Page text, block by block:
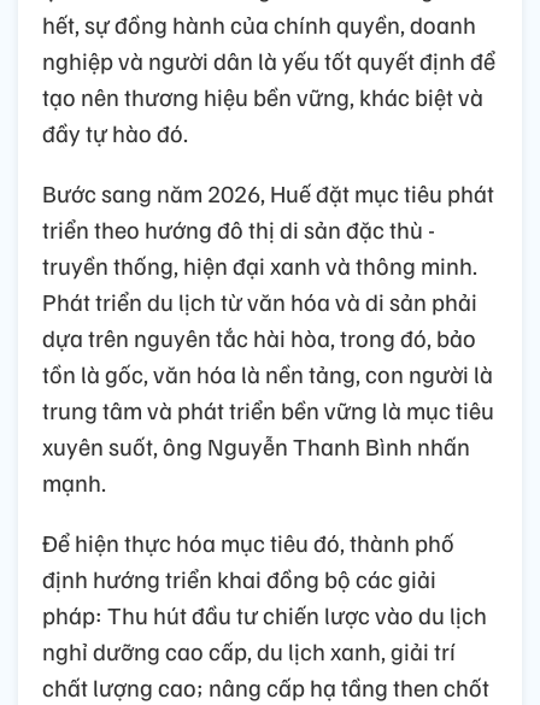
hết, sự đồng hành của chính quyền, doanh
nghiệp và người dân là yếu tốt quyết định để
tạo nên thương hiệu bền vững, khác biệt và
đầy tự hào đó.
Bước sang năm 2026, Huế đặt mục tiêu phát
triển theo hướng đô thị di sản đặc thù -
truyền thống, hiện đại xanh và thông minh.
Phát triển du lịch từ văn hóa và di sản phải
dựa trên nguyên tắc hài hòa, trong đó, bảo
tồn là gốc, văn hóa là nền tảng, con người là
trung tâm và phát triển bền vững là mục tiêu
xuyên suốt, ông Nguyễn Thanh Bình nhấn
mạnh.
Để hiện thực hóa mục tiêu đó, thành phố
định hướng triển khai đồng bộ các giải
pháp: Thu hút đầu tư chiến lược vào du lịch
nghỉ dưỡng cao cấp, du lịch xanh, giải trí
chất lượng cao; nâng cấp hạ tầng then chốt